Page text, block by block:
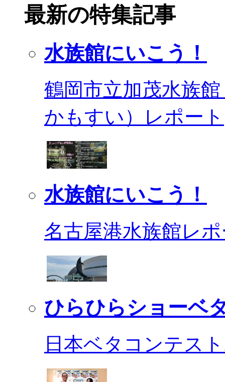
最新の特集記事
水族館にいこう！
鶴岡市立加茂水族
かもすい）レポート
水族館にいこう！
名古屋港水族館レ
ひらひらショーベ
日本ベタコンテス